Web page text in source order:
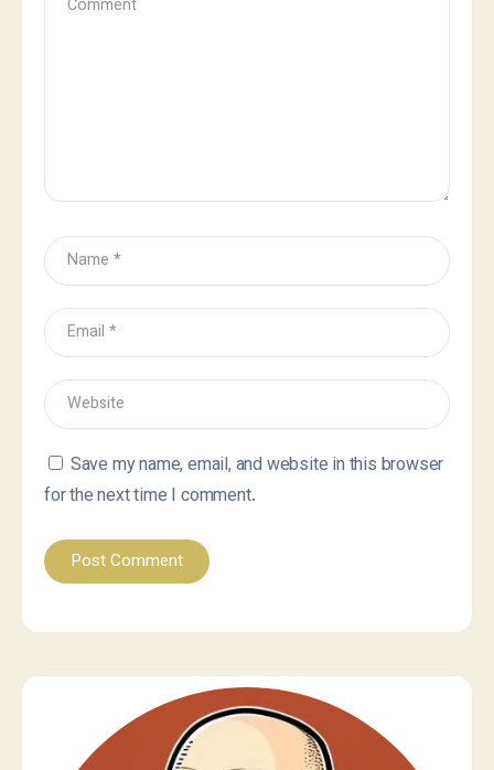
Save my name, email, and website in this browser
for the next time I comment.